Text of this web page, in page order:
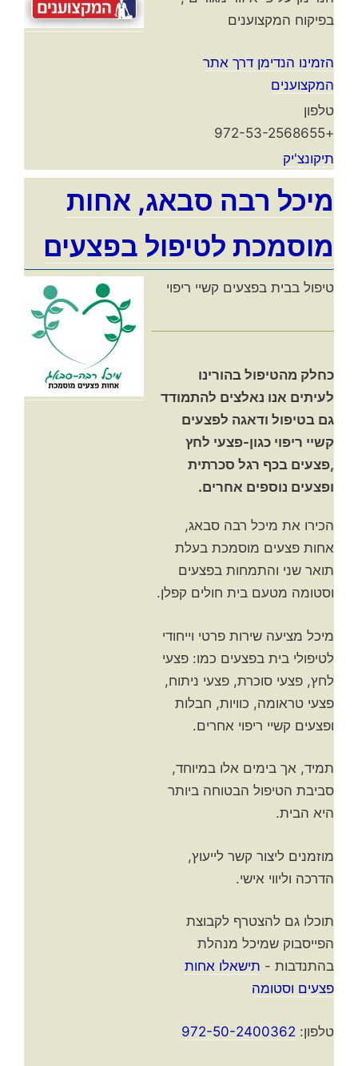
בפיקוח המקצוענים
הזמינו הנדימן דרך אתר
המקצוענים
טלפון
+972-53-2568655
תיקונצ'יק
מיכל רבה סבאג, אחות
מוסמכת לטיפול בפצעים
טיפול בבית בפצעים קשיי ריפוי
כחלק מהטיפול בהורינו
לעיתים אנו נאלצים להתמודד
גם בטיפול ודאגה לפצעים
קשיי ריפוי כגון-פצעי לחץ
,פצעים בכף רגל סכרתית
ופצעים נוספים אחרים.
הכירו את מיכל רבה סבאג,
אחות פצעים מוסמכת בעלת
תואר שני והתמחות בפצעים
וסטומה מטעם בית חולים קפלן.
מיכל מציעה שירות פרטי וייחודי
לטיפולי בית בפצעים כמו: פצעי
לחץ, פצעי סוכרת, פצעי ניתוח,
פצעי טראומה, כוויות, חבלות
ופצעים קשיי ריפוי אחרים.
תמיד, אך בימים אלו במיוחד,
סביבת הטיפול הבטוחה ביותר
היא הבית.
מוזמנים ליצור קשר לייעוץ,
הדרכה וליווי אישי.
תוכלו גם להצטרף לקבוצת
הפייסבוק שמיכל מנהלת
בהתנדבות - תישאלו אחות
פצעים וסטומה
טלפון: 972-50-2400362